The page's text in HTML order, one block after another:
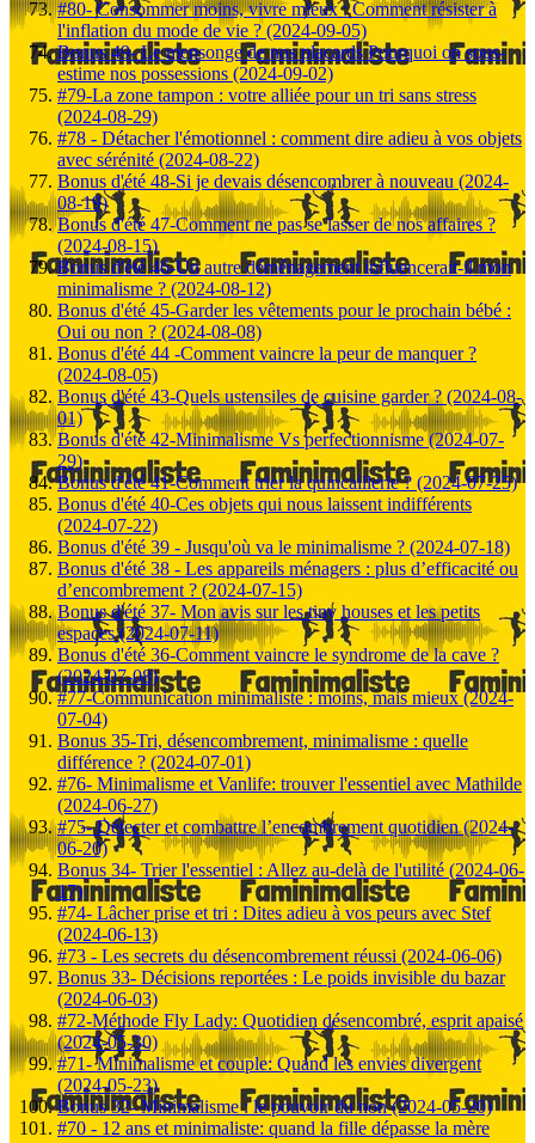
#80- Consommer moins, vivre mieux : Comment résister à
l'inflation du mode de vie ? (2024-09-05)
Bonus 49- Le mensonge de nos placards Pourquoi on sous-
estime nos possessions (2024-09-02)
#79-La zone tampon : votre alliée pour un tri sans stress
(2024-08-29)
#78 - Détacher l'émotionnel : comment dire adieu à vos objets
avec sérénité (2024-08-22)
Bonus d'été 48-Si je devais désencombrer à nouveau (2024-
08-19)
Bonus d'été 47-Comment ne pas se lasser de nos affaires ?
(2024-08-15)
Bonus d'été 46-Un autre déménagement influencerait-il mon
minimalisme ? (2024-08-12)
Bonus d'été 45-Garder les vêtements pour le prochain bébé :
Oui ou non ? (2024-08-08)
Bonus d'été 44 -Comment vaincre la peur de manquer ?
(2024-08-05)
Bonus d'été 43-Quels ustensiles de cuisine garder ? (2024-08-
01)
Bonus d'été 42-Minimalisme Vs perfectionnisme (2024-07-
29)
Bonus d'été 41-Comment trier la quincaillerie ? (2024-07-25)
Bonus d'été 40-Ces objets qui nous laissent indifférents
(2024-07-22)
Bonus d'été 39 - Jusqu'où va le minimalisme ? (2024-07-18)
Bonus d'été 38 - Les appareils ménagers : plus d’efficacité ou
d’encombrement ? (2024-07-15)
Bonus d'été 37- Mon avis sur les tiny houses et les petits
espaces (2024-07-11)
Bonus d'été 36-Comment vaincre le syndrome de la cave ?
(2024-07-08)
#77-Communication minimaliste : moins, mais mieux (2024-
07-04)
Bonus 35-Tri, désencombrement, minimalisme : quelle
différence ? (2024-07-01)
#76- Minimalisme et Vanlife: trouver l'essentiel avec Mathilde
(2024-06-27)
#75- Détecter et combattre l’encombrement quotidien (2024-
06-20)
Bonus 34- Trier l'essentiel : Allez au-delà de l'utilité (2024-06-
17)
#74- Lâcher prise et tri : Dites adieu à vos peurs avec Stef
(2024-06-13)
#73 - Les secrets du désencombrement réussi (2024-06-06)
Bonus 33- Décisions reportées : Le poids invisible du bazar
(2024-06-03)
#72-Méthode Fly Lady: Quotidien désencombré, esprit apaisé
(2024-05-30)
#71- Minimalisme et couple: Quand les envies divergent
(2024-05-23)
Bonus 32- Minimalisme : le pouvoir du non (2024-05-20)
#70 - 12 ans et minimaliste: quand la fille dépasse la mère